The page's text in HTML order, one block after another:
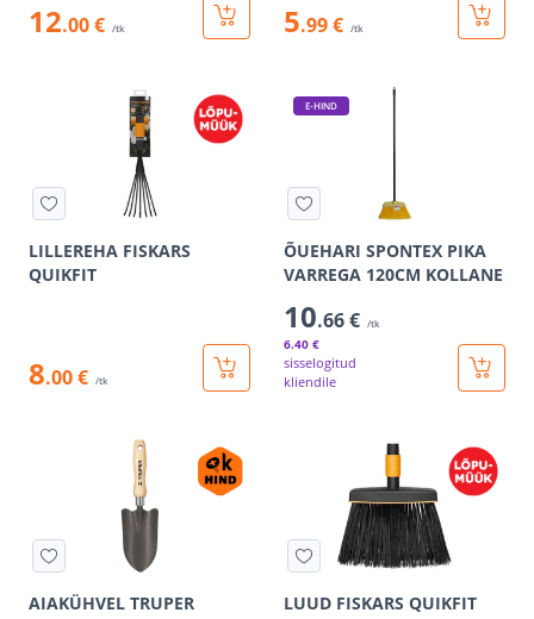
12.00 € /tk 5.99 € /tk
LILLEREHA FISKARS
QUIKFIT
8.00 € /tk
E-HIND
ÕUEHARI SPONTEX PIKA
VARREGA 120CM KOLLANE
10.66 € /tk
6.40 €
sisselogitud
kliendile
AIAKÜHVEL TRUPER
LUUD FISKARS QUIKFIT